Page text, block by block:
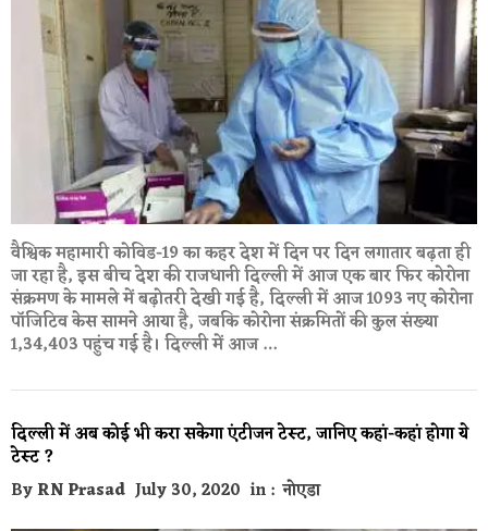
वैश्विक महामारी कोविड-19 का कहर देश में दिन पर दिन लगातार बढ़ता ही
जा रहा है, इस बीच देश की राजधानी दिल्ली में आज एक बार फिर कोरोना
संक्रमण के मामले में बढ़ोतरी देखी गई है, दिल्ली में आज 1093 नए कोरोना
पॉजिटिव केस सामने आया है, जबकि कोरोना संक्रमितों की कुल संख्या
1,34,403 पहुंच गई है। दिल्ली में आज …
दिल्ली में अब कोई भी करा सकेगा एंटीजन टेस्ट, जानिए कहां-कहां होगा ये
टेस्ट ?
ByRN Prasad July 30, 2020 in :नोएडा